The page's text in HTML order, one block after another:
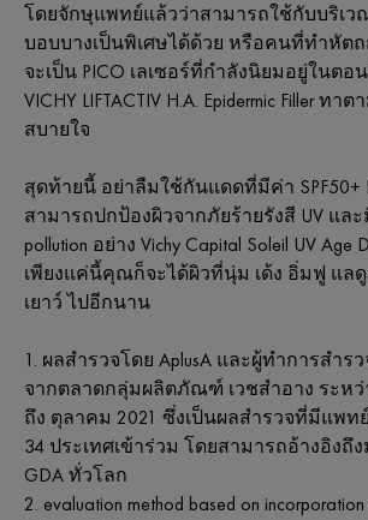
โดยจักษุแพทย์แล้วว่าสามารถใช้กับบริเว
บอบบางเป็นพิเศษได้ด้วย หรือคนที่ทำหัตถ
จะเป็น PICO เลเซอร์ที่กำลังนิยมอยู่ในต
VICHY LIFTACTIV H.A. Epidermic Filler ทา
สบายใจ
สุดท้ายนี้ อย่าลืมใช้กันแดดที่มีค่า SPF50+
สามารถปกป้องผิวจากภัยร้ายรังสี UV และ
pollution อย่าง Vichy Capital Soleil UV Age
เพียงแค่นี้คุณก็จะได้ผิวที่นุ่ม เด้ง อิ่มฟู แล
เยาว์ ไปอีกนาน
ผลสำรวจโดย AplusA และผู้ทำการสำร
จากตลาดกลุ่มผลิตภัณฑ์ เวชสำอาง ระหว่
ถึง ตุลาคม 2021 ซึ่งเป็นผลสํารวจที่มีแพ
34 ประเทศเข้าร่วม โดยสามารถอ้างอิงถึ
GDA ทั่วโลก
evaluation method based on